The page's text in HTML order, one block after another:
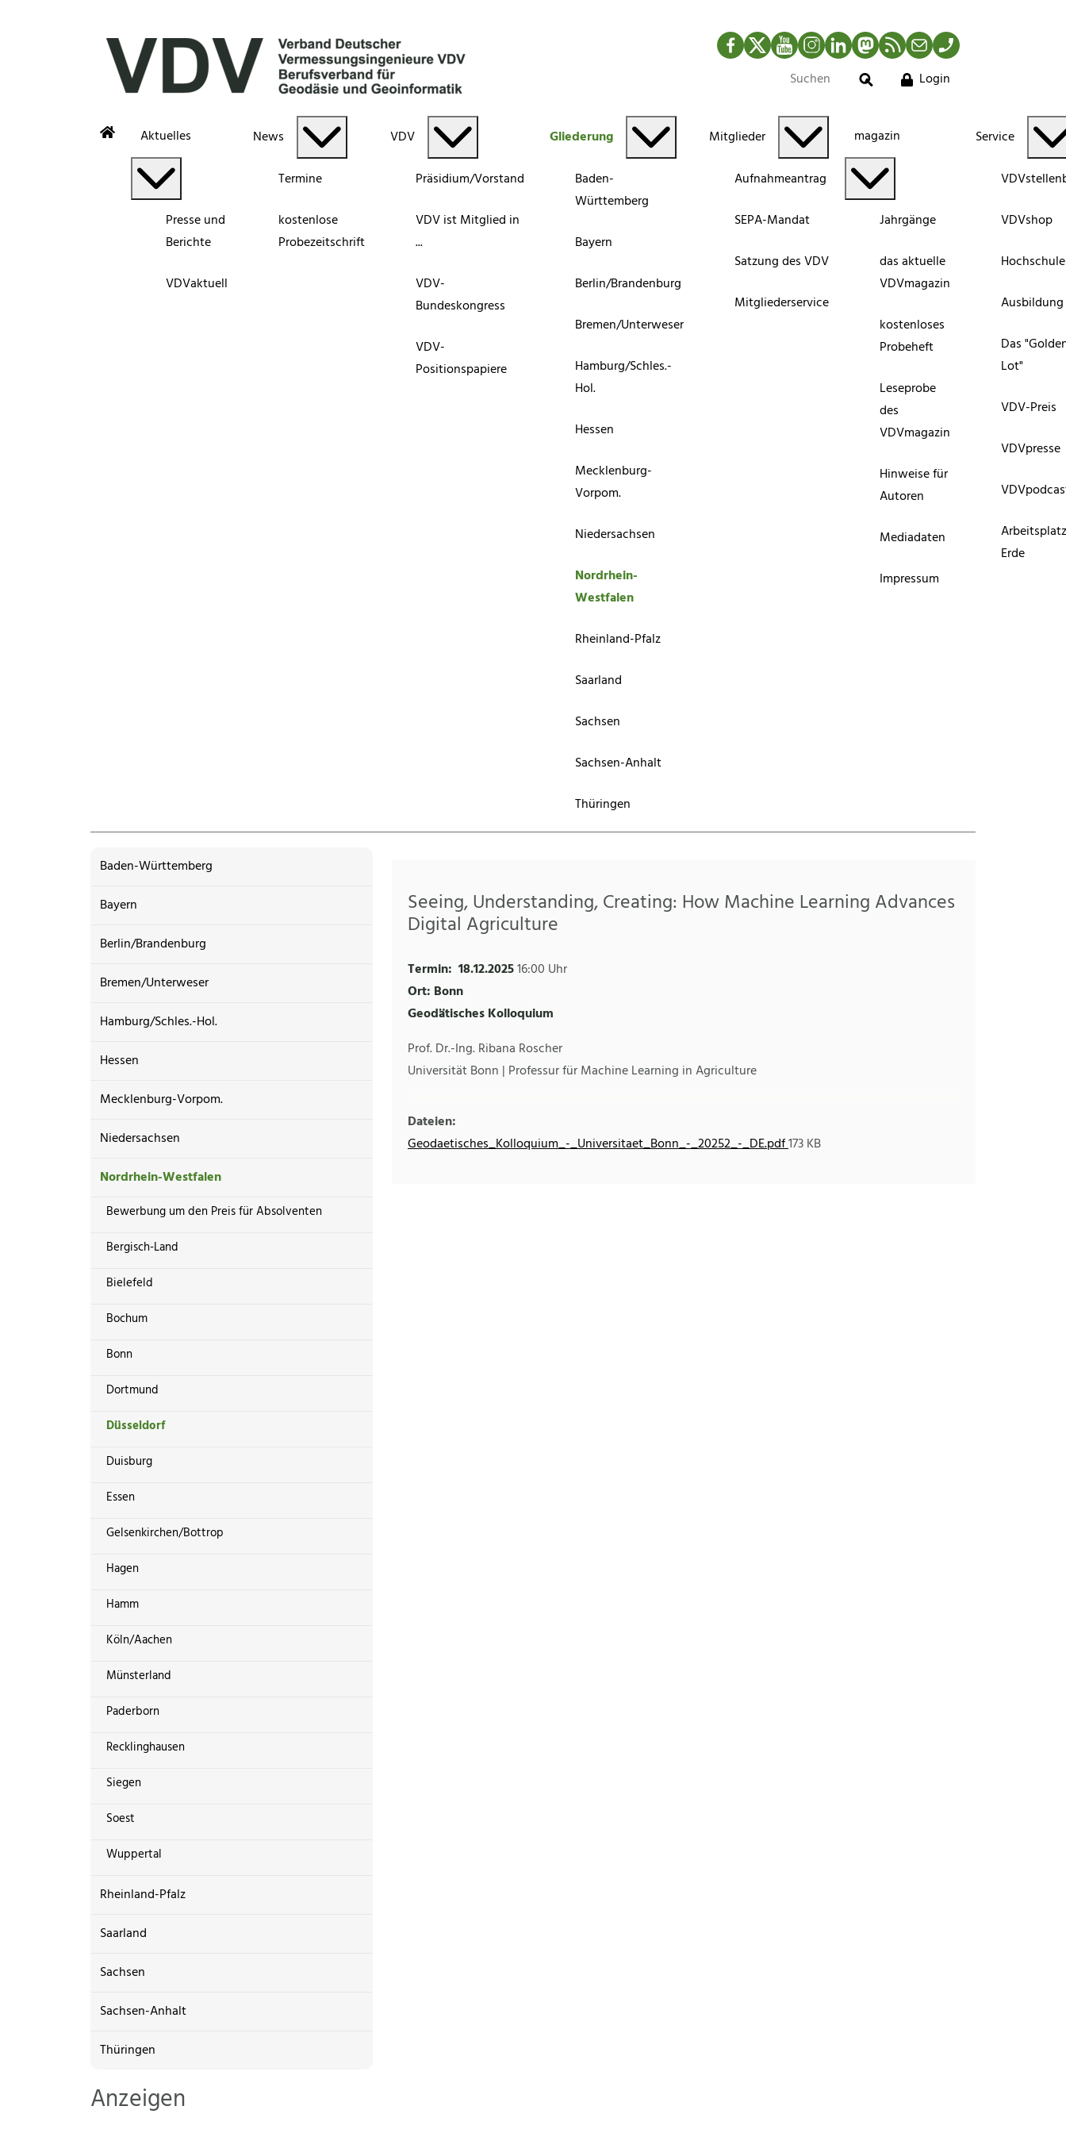
Facebook
TwitterYouTubeInstagram
LinkedInMastodonRSS-Newsfeed
MailTelefon
Suche
Login
Aktuelles
Presse und
Berichte
VDVaktuell
News
Termine
kostenlose
Probezeitschrift
VDV
Präsidium/Vorstand
VDV ist Mitglied in
...
VDV-
Bundeskongress
VDV-
Positionspapiere
Gliederung
Baden-
Württemberg
Bayern
Berlin/Brandenburg
Bremen/Unterweser
Hamburg/Schles.-
Hol.
Hessen
Mecklenburg-
Vorpom.
Niedersachsen
Nordrhein-
Westfalen
Rheinland-Pfalz
Saarland
Sachsen
Sachsen-Anhalt
Thüringen
Mitglieder
Aufnahmeantrag
SEPA-Mandat
Satzung des VDV
Mitgliederservice
magazin
Jahrgänge
das aktuelle
VDVmagazin
kostenloses
Probeheft
Leseprobe
des
VDVmagazin
Hinweise für
Autoren
Mediadaten
Impressum
Service
VDVshop
Ausbildung
Das
Lot"
VDV-Preis
VDVpresse
Erde
Baden-Württemberg
Bayern
Berlin/Brandenburg
Bremen/Unterweser
Hamburg/Schles.-Hol.
Hessen
Mecklenburg-Vorpom.
Niedersachsen
Nordrhein-Westfalen
Bewerbung um den Preis für Absolventen
Bergisch-Land
Bielefeld
Bochum
Bonn
Dortmund
Düsseldorf
Duisburg
Essen
Gelsenkirchen/Bottrop
Hagen
Hamm
Köln/Aachen
Münsterland
Paderborn
Recklinghausen
Siegen
Soest
Wuppertal
Rheinland-Pfalz
Saarland
Sachsen
Sachsen-Anhalt
Thüringen
Anzeigen
Seeing, Understanding, Creating: How Machine Learning Advances
Digital Agriculture
Termin: 18.12.202516:00 Uhr
Ort: Bonn
Geodätisches Kolloquium
Prof. Dr.-Ing. Ribana Roscher
Universität Bonn | Professur für Machine Learning in Agriculture
Dateien:
Geodaetisches_Kolloquium_-_Universitaet_Bonn_-_20252_-_DE.pdf173 KB